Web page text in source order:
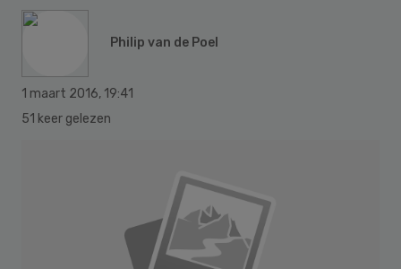
Philip van de Poel
1 maart 2016, 19:41
51 keer gelezen